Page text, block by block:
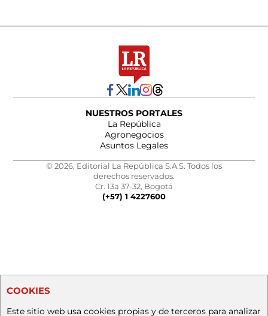
NUESTROS PORTALES
La República
Agronegocios
Asuntos Legales
© 2026, Editorial La República S.A.S. Todos los
derechos reservados.
Cr. 13a 37-32, Bogotá
(+57) 1 4227600
COOKIES
Este sitio web usa cookies propias y de terceros para analizar